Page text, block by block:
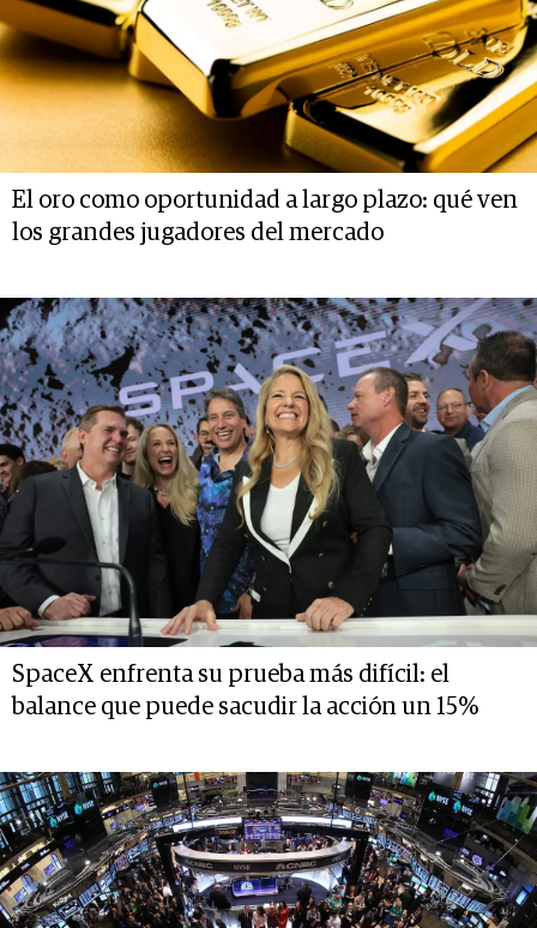
El oro como oportunidad a largo plazo: qué ven
los grandes jugadores del mercado
SpaceX enfrenta su prueba más difícil: el
balance que puede sacudir la acción un 15%